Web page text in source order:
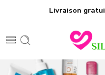
Livraison